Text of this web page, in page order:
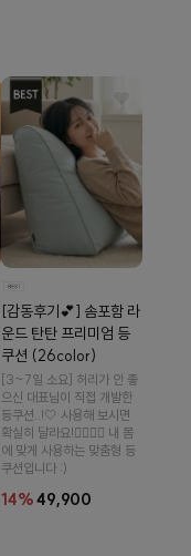
[감동후기💕] 솜포함 라
운드 탄탄 프리미엄 등
쿠션 (26color)
[3~7일 소요] 허리가 안 좋
으신 대표님이 직접 개발한
등쿠션..!🤍 사용해 보시면
확실히 달라요!👉🏻👈🏻 내 몸
에 맞게 사용하는 맞춤형 등
쿠션입니다 :)
14%49,900